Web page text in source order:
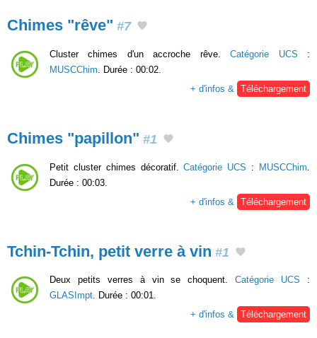
Chimes "rêve" #7
Cluster chimes d'un accroche rêve.Catégorie UCS :
MUSCChim. Durée : 00:02.
+ d'infos & Téléchargement
Chimes "papillon" #1
Petit cluster chimes décoratif.Catégorie UCS : MUSCChim
Durée : 00:03.
+ d'infos &
Téléchargement
Tchin-Tchin, petit verre à vin #1
Deux petits verres à vin se choquent.Catégorie UCS :
GLASImpt. Durée : 00:01.
+ d'infos & Téléchargement